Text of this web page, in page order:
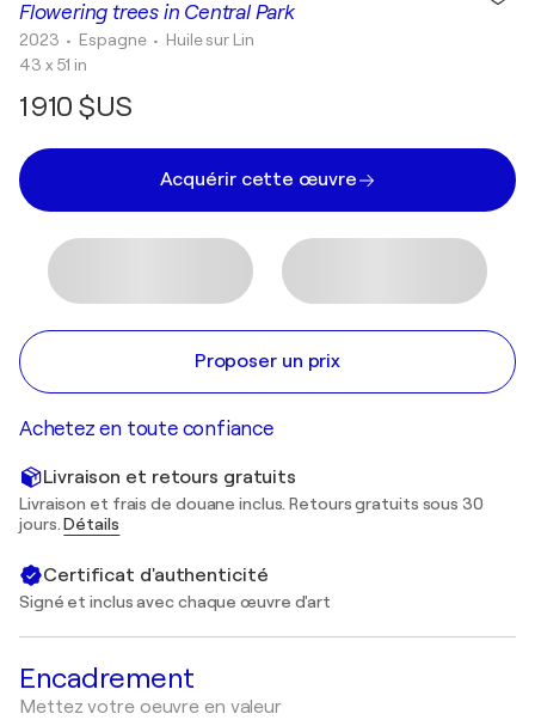
Flowering trees in Central Park
2023 • Espagne • Huile sur Lin
43 x 51 in
1 910 $US
Acquérir cette œuvre
Proposer un prix
Achetez en toute confiance
Livraison et retours gratuits
Livraison et frais de douane inclus. Retours gratuits sous 30
jours.Détails
Certificat d'authenticité
Signé et inclus avec chaque œuvre d'art
Encadrement
Mettez votre oeuvre en valeur